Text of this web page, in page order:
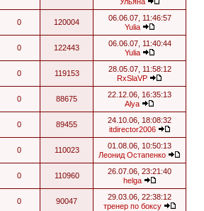
0 120004
06.06.07, 11:46:57
Yulia
0 122443
06.06.07, 11:40:44
Yulia
0 119153
28.05.07, 11:58:12
RxSlaVP
0 88675
22.12.06, 16:35:13
Alya
0 89455
24.10.06, 18:08:32
itdirector2006
0 110023
01.08.06, 10:50:13
Леонид Остапенко
0 110960
26.07.06, 23:21:40
helga
0 90047
29.03.06, 22:38:12
тренер по боксу